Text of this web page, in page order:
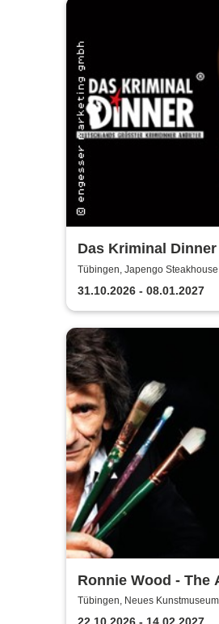
Das Kriminal Dinner
Sherlock Holmes
Tübingen, Japengo Steakhouse
31.10.2026 - 08.01.2027
Ronnie Wood - The
Tübingen, Neues